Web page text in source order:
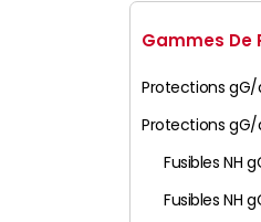
Gammes De
Protections
Protections gG/
Fusibles NH
Fusibles NH